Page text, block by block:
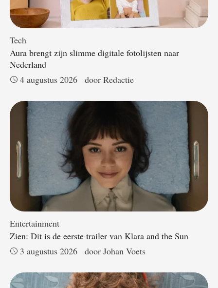
Tech
Aura brengt zijn slimme digitale fotolijsten naar
Nederland
4 augustus 2026
door Redactie
Entertainment
Zien: Dit is de eerste trailer van Klara and the Sun
3 augustus 2026
door Johan Voets